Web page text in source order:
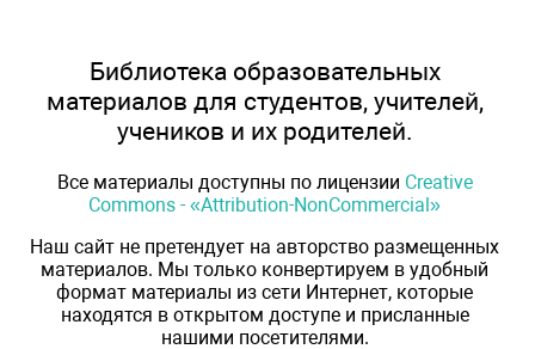
Библиотека образовательных
материалов для студентов, учителей,
учеников и их родителей.
Все материалы доступны по лицензии Creative
Commons - «Attribution-NonCommercial»
Наш сайт не претендует на авторство размещенных
материалов. Мы только конвертируем в удобный
формат материалы из сети Интернет, которые
находятся в открытом доступе и присланные
нашими посетителями.